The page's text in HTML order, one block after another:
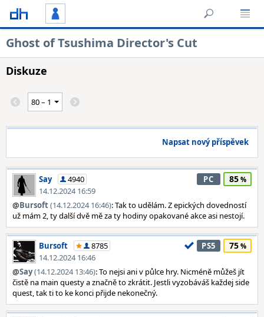
Ghost of Tsushima Director's Cut
Diskuze
Napsat nový příspěvek
Say
4940
14.12.2024 16:59
PC 85
@Bursoft(14.12.2024 16:46): Tak to udělám. Z epických dovedností
už mám 2, ty další dvě mě za ty hodiny opakované akce asi nestojí.
Bursoft
8785
14.12.2024 16:46
PS5 75
@Say(14.12.2024 13:46): To nejsi ani v půlce hry. Nicméně můžeš jít
čistě na main questy a značně to zkrátit. Jestli vyzobáváš každej side
quest, tak ti to ke konci přijde nekonečný.